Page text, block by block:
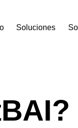
Soluciones